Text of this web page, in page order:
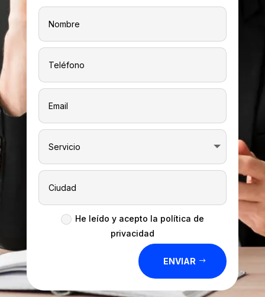
He leído y acepto la política de
privacidad
ENVIAR